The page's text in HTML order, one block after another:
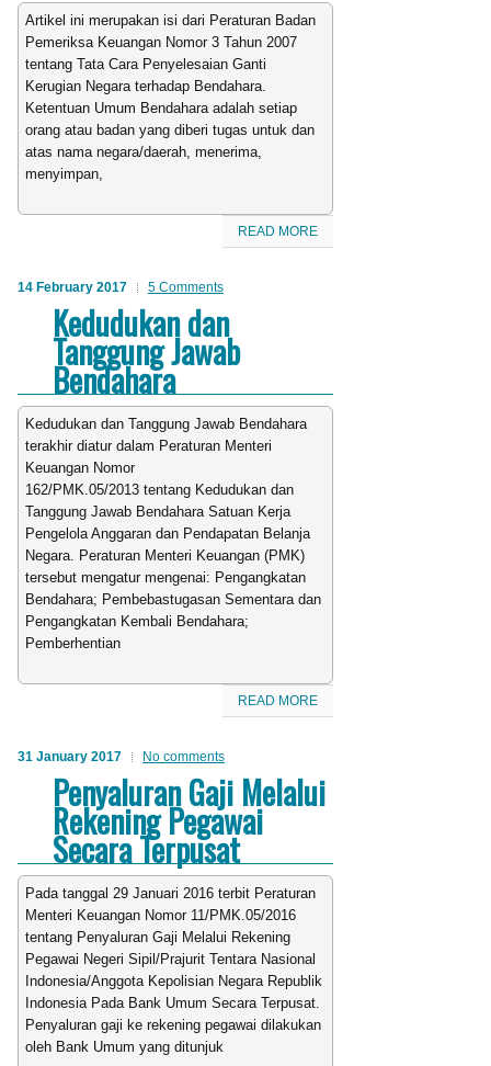
Artikel ini merupakan isi dari Peraturan Badan
Pemeriksa Keuangan Nomor 3 Tahun 2007
tentang Tata Cara Penyelesaian Ganti
Kerugian Negara terhadap Bendahara.
Ketentuan Umum Bendahara adalah setiap
orang atau badan yang diberi tugas untuk dan
atas nama negara/daerah, menerima,
menyimpan,
READ MORE
14 February 2017 5 Comments
Kedudukan dan
Tanggung Jawab
Bendahara
Kedudukan dan Tanggung Jawab Bendahara
terakhir diatur dalam Peraturan Menteri
Keuangan Nomor
162/PMK.05/2013 tentang Kedudukan dan
Tanggung Jawab Bendahara Satuan Kerja
Pengelola Anggaran dan Pendapatan Belanja
Negara. Peraturan Menteri Keuangan (PMK)
tersebut mengatur mengenai: Pengangkatan
Bendahara; Pembebastugasan Sementara dan
Pengangkatan Kembali Bendahara;
Pemberhentian
READ MORE
31 January 2017 No comments
Penyaluran Gaji Melalui
Rekening Pegawai
Secara Terpusat
Pada tanggal 29 Januari 2016 terbit Peraturan
Menteri Keuangan Nomor 11/PMK.05/2016
tentang Penyaluran Gaji Melalui Rekening
Pegawai Negeri Sipil/Prajurit Tentara Nasional
Indonesia/Anggota Kepolisian Negara Republik
Indonesia Pada Bank Umum Secara Terpusat.
Penyaluran gaji ke rekening pegawai dilakukan
oleh Bank Umum yang ditunjuk